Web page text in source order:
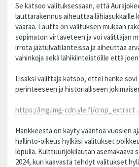
Se katsoo valituksessaan, että
lauttarakennus aiheuttaa lähiasukkaille
vaaraa. Lautta on valituksen mukaan
sopimaton virtaveteen ja voi valittajan
irrota jäätulvatilanteissa ja aiheuttaa
vahinkoja sekä lähikiinteistöille että
Lisäksi valittaja katsoo, ettei hanke sovi
perinteeseen ja historialliseen
https://img.img-cdn.yle.fi/crop_extract ...
Hankkeesta on käyty vääntöä vuosien
hallinto-oikeus hylkäsi valitukset
lopulla. Kulttuurijokilautan asemakaava
2024, kun kaavasta tehdyt valitukset